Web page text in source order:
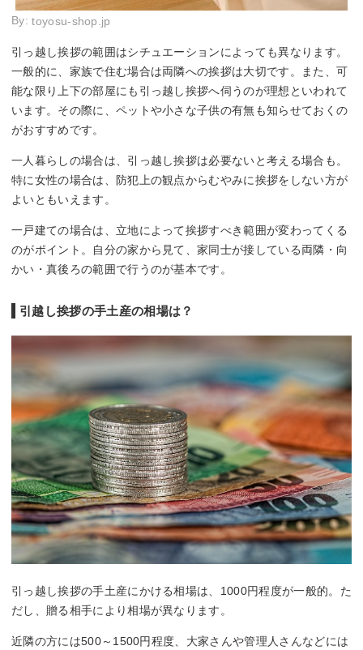
By:toyosu-shop.jp
引っ越し挨拶の範囲はシチュエーションによっても異なります。
一般的に、家族で住む場合は両隣への挨拶は大切です。また、可
能な限り上下の部屋にも引っ越し挨拶へ伺うのが理想といわれて
います。その際に、ペットや小さな子供の有無も知らせておくの
がおすすめです。
一人暮らしの場合は、引っ越し挨拶は必要ないと考える場合も。
特に女性の場合は、防犯上の観点からむやみに挨拶をしない方が
よいともいえます。
一戸建ての場合は、立地によって挨拶すべき範囲が変わってくる
のがポイント。自分の家から見て、家同士が接している両隣・向
かい・真後ろの範囲で行うのが基本です。
引越し挨拶の手土産の相場は？
引っ越し挨拶の手土産にかける相場は、1000円程度が一般的。た
だし、贈る相手により相場が異なります。
近隣の方には500～1500円程度、大家さんや管理人さんなどには